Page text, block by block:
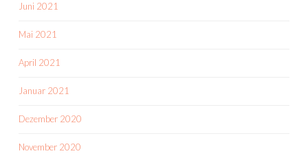
Juni 2021
Mai 2021
April 2021
Januar 2021
Dezember 2020
November 2020